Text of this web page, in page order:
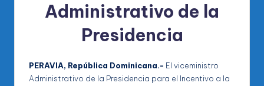
Administrativo de la
Presidencia
PERAVIA, República Dominicana.- El viceministro
Administrativo de la Presidencia para el Incentivo a la